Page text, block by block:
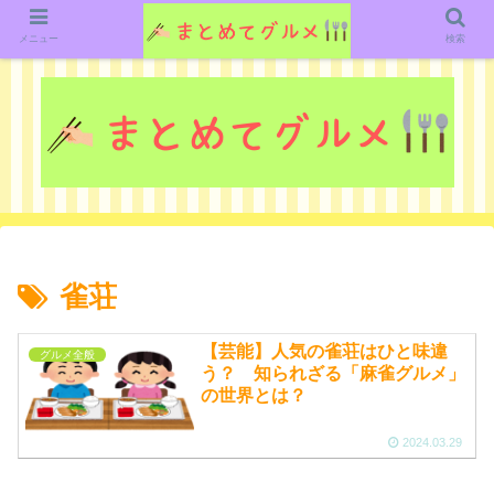
グルメ関連のいろいろなニューススレッドを紹介していきます。（鋭意作成中で
す）
雀荘
グルメ全般
【芸能】人気の雀荘はひと味違
う？ 知られざる「麻雀グルメ」
の世界とは？
2024.03.29
メニュー 検索